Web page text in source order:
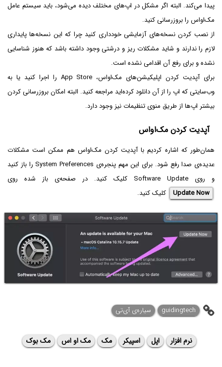
پیدا می‌کند. البته اگر مشکل در اپ‌های مختلف دیده می‌شود، باید سیستم عامل
مک‌او‌اس را بروزرسانی کنید.
از نصب کردن نسخه‌های آزمایشی خودداری کنید چرا که این نسخه‌ها پایداری
لازم را ندارند و شاید مشکلات ریز و درشتی وجود داشته باشد که هنوز شناسایی
نشده و برای رفع آن اقدامی نشده است.
برای آپدیت کردن اپلیکیشن‌های مک‌او‌اس، App Store را اجرا کنید یا به
وب‌سایتی که اپ را از آن دانلود کرده‌اید مراجعه کنید. البته امکان بروزرسانی کردن
بیشتر اپ‌ها از طریق منوی تنظیمات نیز وجود دارد.
آپدیت کردن مک‌او‌اس
همان‌طور که اشاره کردیم با آپدیت کردن مک‌او‌اس هم ممکن است مشکلات
عدیده‌ی صدا رفع شود. برای این مهم پنجره‌ی System Preferences را باز کنید
و روی Software Update کلیک کنید. در صفحه‌ی باز شده روی
Update Now
کلیک کنید.
guidingtech سیاره‌ی آی‌تی
نرم افزار اپل اسپیکر مک مک او اس مک بوک